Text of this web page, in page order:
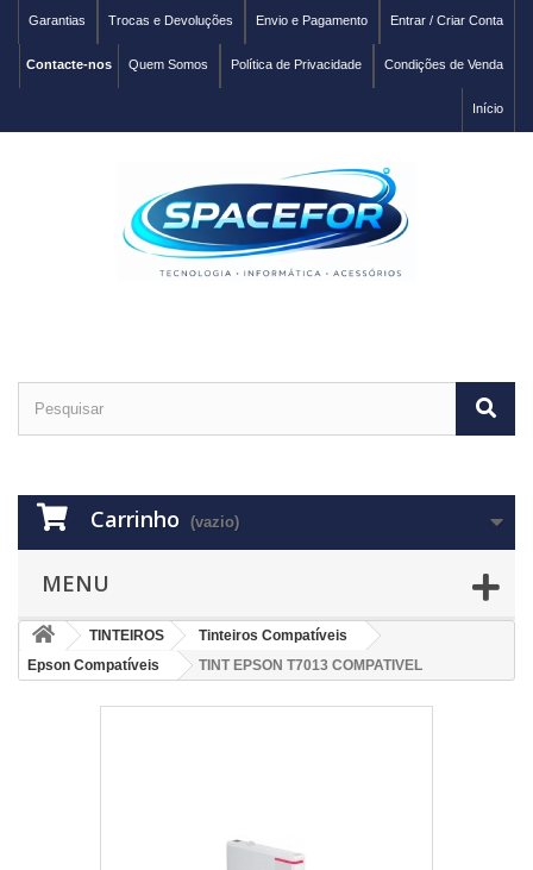
Entrar / Criar Conta
Envio e Pagamento
Trocas e Devoluções
Garantias
Condições de Venda
Política de Privacidade
Quem Somos
Contacte-nos
Início
Carrinho (vazio)
MENU
TINTEIROS
Tinteiros Compatíveis
Epson Compatíveis
TINT EPSON T7013 COMPATIVEL